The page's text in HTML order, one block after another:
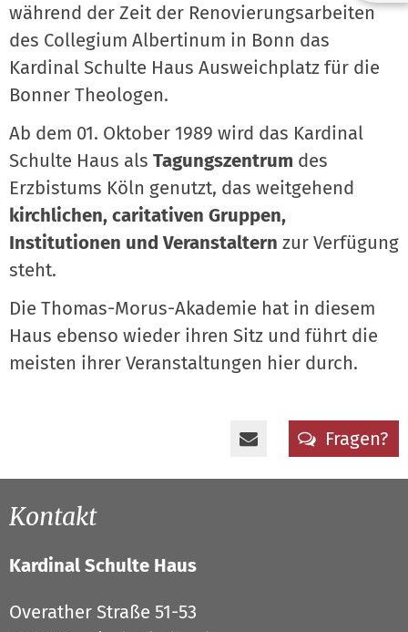
während der Zeit der Renovierungsarbeiten
des Collegium Albertinum in Bonn das
Kardinal Schulte Haus Ausweichplatz für die
Bonner Theologen.
Ab dem 01. Oktober 1989 wird das Kardinal
Schulte Haus als Tagungszentrum des
Erzbistums Köln genutzt, das weitgehend
kirchlichen, caritativen Gruppen,
Institutionen und Veranstaltern zur Verfügung
steht.
Die Thomas-Morus-Akademie hat in diesem
Haus ebenso wieder ihren Sitz und führt die
meisten ihrer Veranstaltungen hier durch.
Fragen?
Kontakt
Kardinal Schulte Haus
Overather Straße 51-53